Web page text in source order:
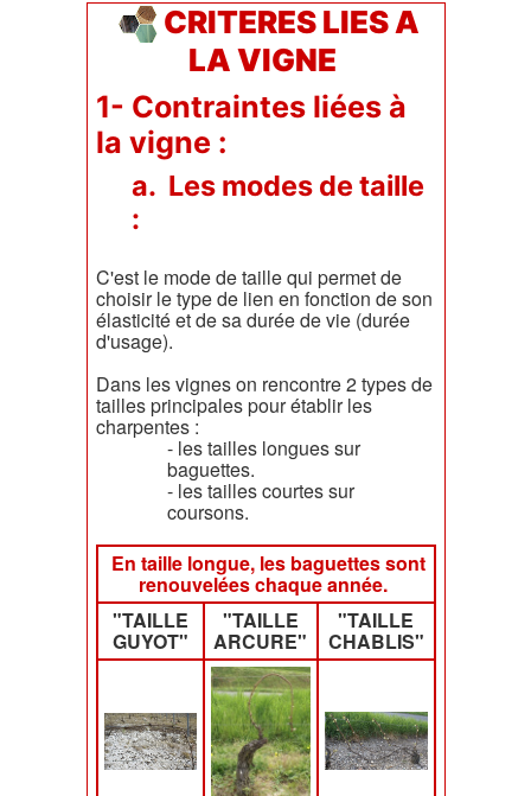
CRITERES LIES A
LA VIGNE
1- Contraintes liées à
la vigne :
a. Les modes de taille
:
C'est le mode de taille qui permet de
choisir le type de lien en fonction de son
élasticité et de sa durée de vie (durée
d'usage).
Dans les vignes on rencontre 2 types de
tailles principales pour établir les
charpentes :
- les tailles longues sur
baguettes.
- les tailles courtes sur
coursons.
En taille longue, les baguettes sont
renouvelées chaque année.
"TAILLE
GUYOT"
"TAILLE
ARCURE"
"TAILLE
CHABLIS"